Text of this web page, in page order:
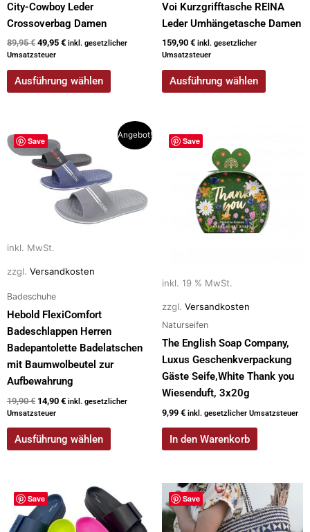
City-Cowboy Leder
Crossoverbag Damen
89,95€ 49,95 € inkl. gesetzlicher
Umsatzsteuer
Ausführung wählen
Voi Kurzgrifftasche REINA
Leder Umhängetasche Damen
159,90 € inkl. gesetzlicher
Umsatzsteuer
Ausführung wählen
Save
Angebot!
inkl. MwSt.
zzgl. Versandkosten
Badeschuhe
Hebold FlexiComfort
Badeschlappen Herren
Badepantolette Badelatschen
mit Baumwolbeutel zur
Aufbewahrung
19,90€
Preis
war:
19,90 €
14,90 €
ist:
14,90 €.
inkl. gesetzlicher
Umsatzsteuer
Ausführung wählen
Dieses
Produkt
mehrere
Optionen
können
der
Produktseite
gewählt
werden
Save
inkl. 19 % MwSt.
zzgl. Versandkosten
Naturseifen
The English Soap Company,
Luxus Geschenkverpackung
Gäste Seife,White Thank you
Wiesenduft, 3x20g
9,99 € inkl. gesetzlicher Umsatzsteuer
In den Warenkorb
Save
Dieses
Produkt
weist
Save